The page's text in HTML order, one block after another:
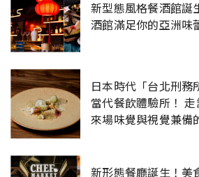
新型態風格餐酒館誕
酒館滿足你的亞洲味
日本時代「台北刑務
當代餐飲體驗所！
來場味覺與視覺兼備
新形態餐廳誕生！美